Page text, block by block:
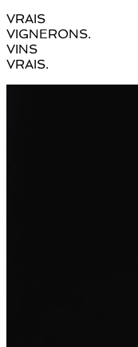
VRAIS
VIGNERONS.
VINS
VRAIS.